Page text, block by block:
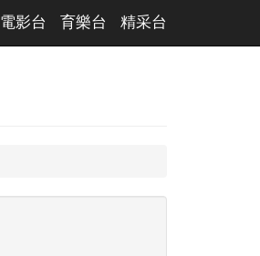
電影台 育樂台 精采台